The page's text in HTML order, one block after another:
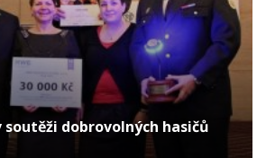
soutěži dobrovolných hasičů